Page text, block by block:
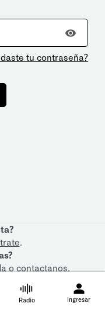
tu contraseña?
.
ocontactanos.
Radio Ingresar